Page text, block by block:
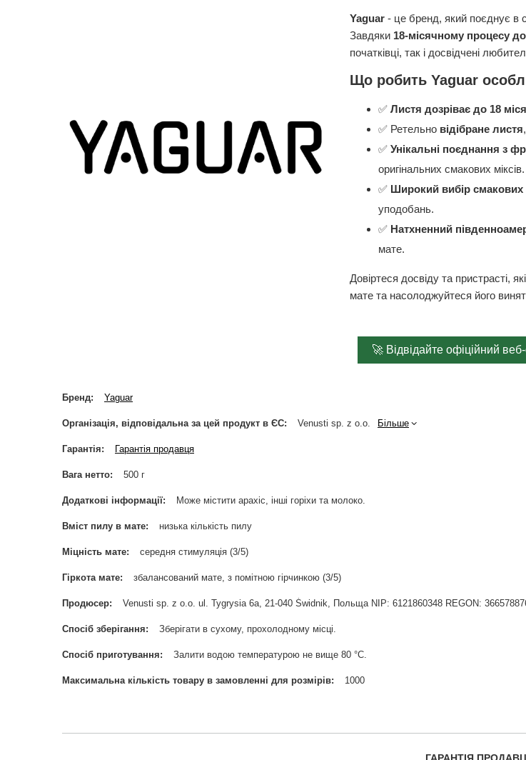
Yaguar - це бренд, який поєднує в
Завдяки 18-місячному процесу
початківці, так і досвідчені
Що робить Yaguar
✅Листя дозріває до 18
✅ Ретельно відібране листя
✅Унікальні поєднання з
оригінальних смакових міксів.
✅ Широкий вибір смакових
уподобань.
✅ Натхненний
мате.
Довіртеся досвіду та пристрасті,
мате та насолоджуйтеся його
🚀 Відвідайте офіційний
Бренд Yaguar
Організація, відповідальна за цей продукт в ЄС Venusti sp. z o.o. Більше
Гарантія Гарантія продавця
Вага нетто 500 г
Додаткові інформації Може містити арахіс, інші горіхи та молоко.
Вміст пилу в мате низька кількість пилу
Міцність мате середня стимуляція (3/5)
Гіркота мате збалансований мате, з помітною гірчинкою (3/5)
Продюсер Venusti sp. z o.o. ul. Tygrysia 6a, 21-040 Świdnik, Польща NIP: 6121860348 REGON:
Спосіб зберігання Зберігати в сухому, прохолодному місці.
Спосіб приготування Залити водою температурою не вище 80 °С.
Максимальна кількість товару в замовленні для розмірів 1000